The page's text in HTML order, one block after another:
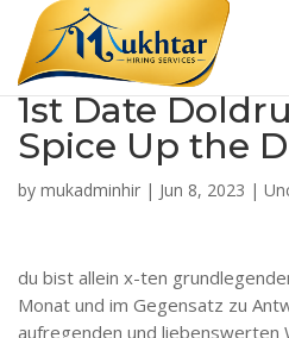
1st Date
Spice Up the
by mukadminhir | Jun 8, 2023 |
du bist allein x-ten
Monat und im Gegensatz zu
aufregenden und liebenswerten